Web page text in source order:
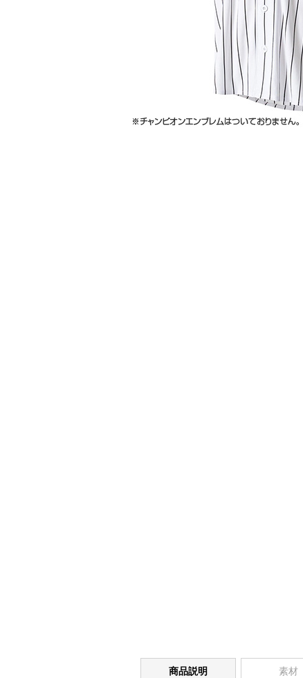
商品説明 素材